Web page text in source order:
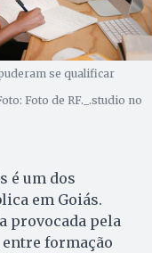
se qualificar
Foto de RF._.studio no
é um dos
em Goiás.
provocada pela
formação